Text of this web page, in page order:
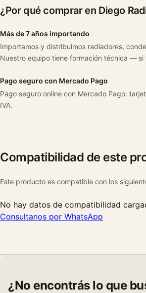
¿Por qué comprar en Diego
Más de 7 años importando
Importamos y distribuimos radiadores,
Nuestro equipo tiene formación técnica —
Pago seguro con Mercado Pago
Pago seguro online con Mercado Pago:
IVA.
Compatibilidad de este
Este producto es compatible con los
No hay datos de compatibilidad
Consultanos por WhatsApp
¿No encontrás lo que